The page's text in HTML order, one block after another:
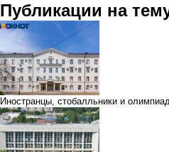
Публикации на
Иностранцы, стобалльники и